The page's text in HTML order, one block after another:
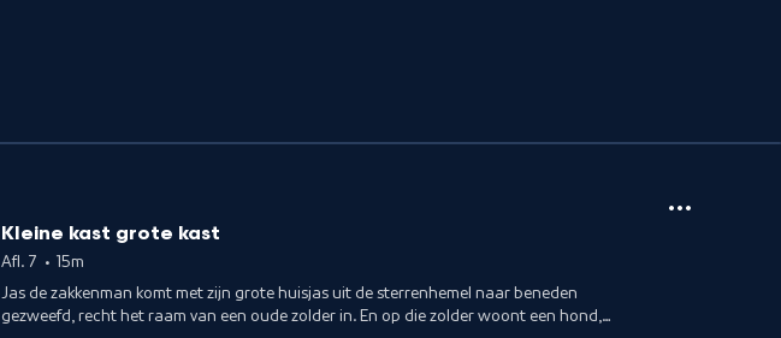
Kleine kast grote kast
Afl. 7 • 15m
Jas de zakkenman komt met zijn grote huisjas uit de sterrenhemel naar beneden
gezweefd, recht het raam van een oude zolder in. En op die zolder woont een hond,